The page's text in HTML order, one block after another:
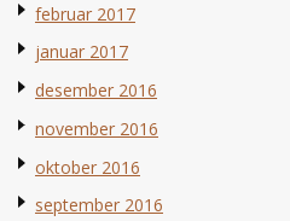
februar 2017
januar 2017
desember 2016
november 2016
oktober 2016
september 2016